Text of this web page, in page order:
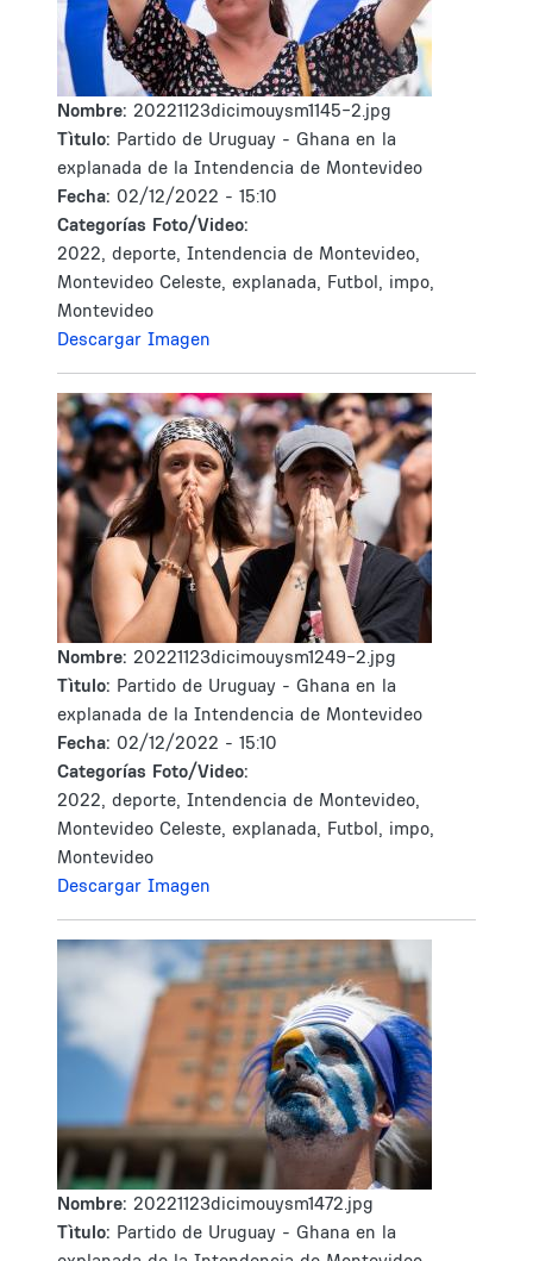
Nombre: 20221123dicimouysm1145-2.jpg
Tìtulo: Partido de Uruguay - Ghana en la
explanada de la Intendencia de Montevideo
Fecha: 02/12/2022 - 15:10
Categorías Foto/Video:
2022, deporte, Intendencia de Montevideo,
Montevideo Celeste, explanada, Futbol, impo,
Montevideo
Descargar Imagen
Nombre: 20221123dicimouysm1249-2.jpg
Tìtulo: Partido de Uruguay - Ghana en la
explanada de la Intendencia de Montevideo
Fecha: 02/12/2022 - 15:10
Categorías Foto/Video:
2022, deporte, Intendencia de Montevideo,
Montevideo Celeste, explanada, Futbol, impo,
Montevideo
Descargar Imagen
Nombre: 20221123dicimouysm1472.jpg
Tìtulo: Partido de Uruguay - Ghana en la